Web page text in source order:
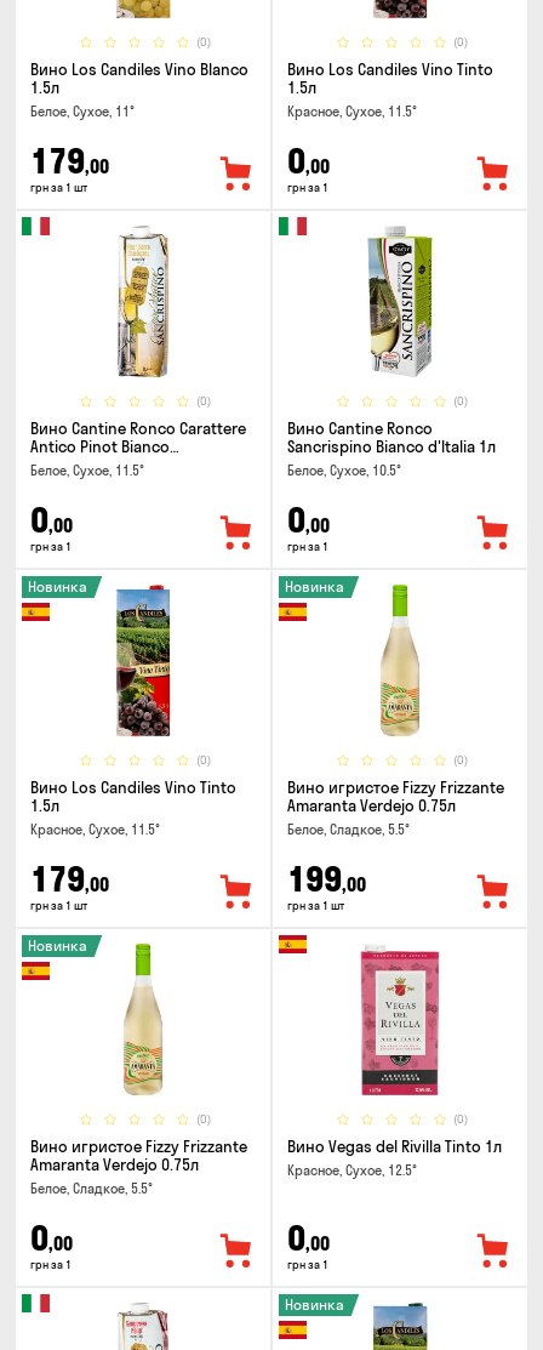
(0)
Вино Los Candiles Vino Blanco
1.5л
Белое, Сухое, 11°
179,00
грн за 1 шт
(0)
Вино Los Candiles Vino Tinto
1.5л
Красное, Сухое, 11.5°
0,00
грн за 1
(0)
Вино Cantine Ronco Carattere
Antico Pinot Bianco
Chardonnay Rubicone IGT 1л
Белое, Сухое, 11.5°
0,00
грн за 1
(0)
Вино Cantine Ronco
Sancrispino Bianco d'Italia 1л
Белое, Сухое, 10.5°
0,00
грн за 1
(0)
Новинка
Вино Los Candiles Vino Tinto
1.5л
Красное, Сухое, 11.5°
179,00
грн за 1 шт
(0)
Новинка
Вино игристое Fizzy Frizzante
Amaranta Verdejo 0.75л
Белое, Сладкое, 5.5°
199,00
грн за 1 шт
(0)
Новинка
Вино игристое Fizzy Frizzante
Amaranta Verdejo 0.75л
Белое, Сладкое, 5.5°
0,00
грн за 1
(0)
Вино Vegas del Rivilla Tinto 1л
Красное, Сухое, 12.5°
0,00
грн за 1
Новинка